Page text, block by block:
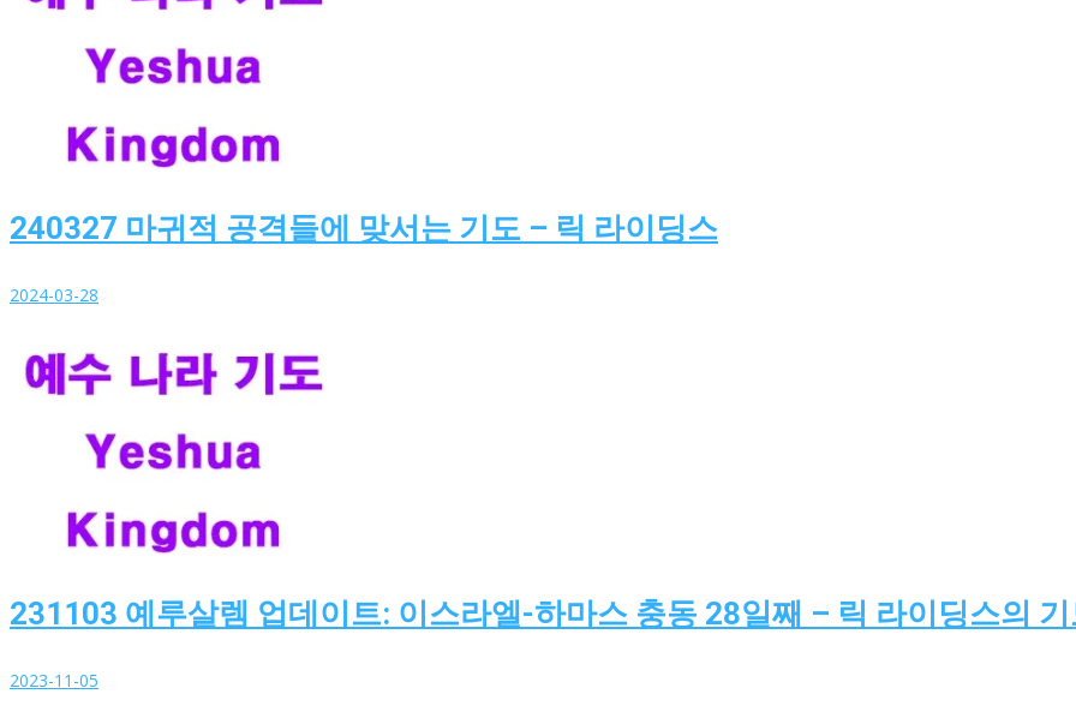
240327 마귀적 공격들에 맞서는 기도 – 릭 라이딩스
2024-03-28
231103 예루살렘 업데이트: 이스라엘-하마스 충동 28일째 – 릭 라이딩스의 기
2023-11-05